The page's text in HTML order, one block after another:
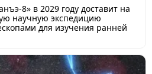
8» в 2029 году доставит на
научную экспедицию
для изучения ранней